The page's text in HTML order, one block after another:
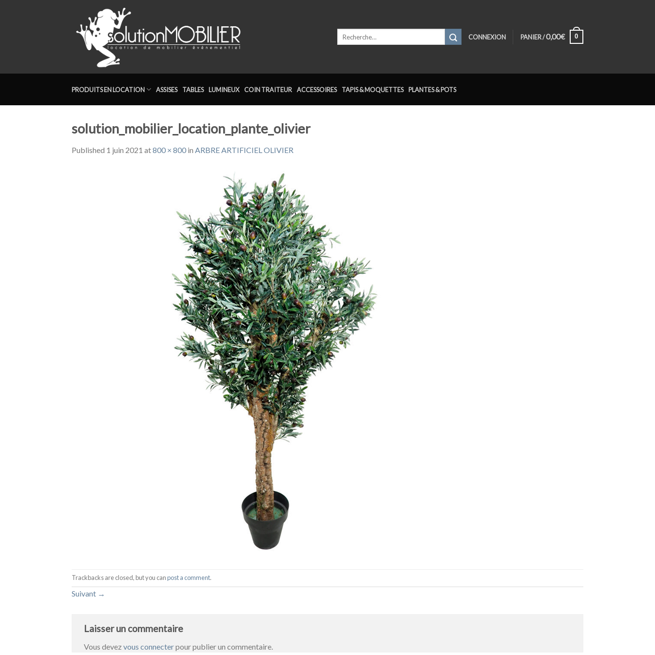
CONNEXION PANIER /0,00€ 0
PRODUITS EN LOCATION ASSISES TABLES LUMINEUX COIN TRAITEUR ACCESSOIRES TAPIS & MOQUETTES PLANTES & POTS
solution_mobilier_location_plante_olivier
Published 1 juin 2021 at800 × 800 in ARBRE ARTIFICIEL OLIVIER
Trackbacks are closed, but you canpost a comment.
Suivant →
Laisser un commentaire
Vous devez vous connecterpour publier un commentaire.